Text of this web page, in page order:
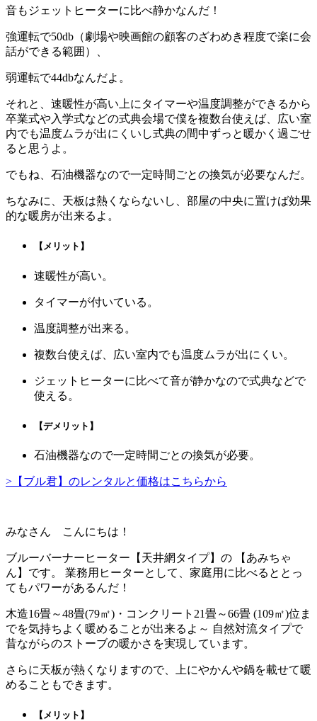
音もジェットヒーターに比べ静かなんだ！
強運転で50db（劇場や映画館の顧客のざわめき程度で楽に会
話ができる範囲）、
弱運転で44dbなんだよ。
それと、速暖性が高い上にタイマーや温度調整ができるから
卒業式や入学式などの式典会場で僕を複数台使えば、広い室
内でも温度ムラが出にくいし式典の間中ずっと暖かく過ごせ
ると思うよ。
でもね、石油機器なので一定時間ごとの換気が必要なんだ。
ちなみに、天板は熱くならないし、部屋の中央に置けば効果
的な暖房が出来るよ。
【メリット】
速暖性が高い。
タイマーが付いている。
温度調整が出来る。
複数台使えば、広い室内でも温度ムラが出にくい。
ジェットヒーターに比べて音が静かなので式典などで
使える。
【デメリット】
石油機器なので一定時間ごとの換気が必要。
>【ブル君】のレンタルと価格はこちらから
みなさん こんにちは！
ブルーバーナーヒーター【天井網タイプ】の
【あみちゃ
ん】 です。 業務用ヒーターとして、家庭用に比べるととっ
てもパワーがあるんだ！
木造16畳～48畳(79㎡)・コンクリート21畳～66畳 (109㎡)位ま
でを気持ちよく暖めることが出来るよ～ 自然対流タイプで
昔ながらのストーブの暖かさを実現しています。
さらに天板が熱くなりますので、上にやかんや鍋を載せて暖
めることもできます。
【メリット】